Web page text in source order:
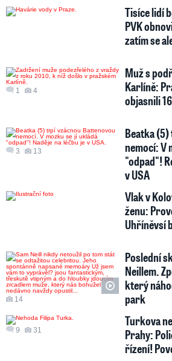
Tisíce lidí
PVK
zatím se
1 4
Muž s
Karlíně:
objasnili
3 13
Beatka
nemocí: V
"odpad"!
v USA
Vlak v
ženu:
Uhříněvsí
14
Poslední
Neillem.
který
park
9 31
Turkova
Prahy:
řízení!